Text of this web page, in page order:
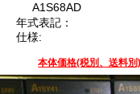
A1S68AD
年式表記：
仕様:
本体価格(税別、送料別)